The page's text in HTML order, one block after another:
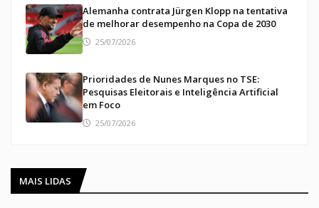
Alemanha contrata Jürgen Klopp na tentativa
de melhorar desempenho na Copa de 2030
25/07/2026
Prioridades de Nunes Marques no TSE:
Pesquisas Eleitorais e Inteligência Artificial
em Foco
25/07/2026
MAIS LIDAS